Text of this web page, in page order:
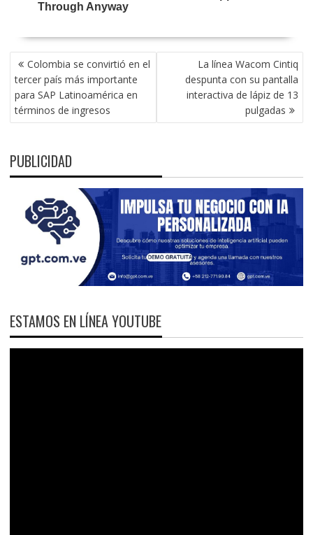
NAVEGACIÓN
DE
ENTRADAS
Colombia se convirtió en el
tercer país más importante
para SAP Latinoamérica en
términos de ingresos
La línea Wacom Cintiq
despunta con su pantalla
interactiva de lápiz de 13
pulgadas
PUBLICIDAD
ESTAMOS EN LÍNEA YOUTUBE